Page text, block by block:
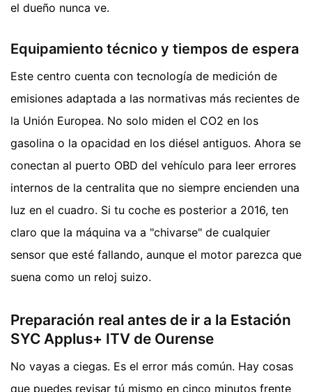
el dueño nunca ve.
Equipamiento técnico y tiempos de espera
Este centro cuenta con tecnología de medición de
emisiones adaptada a las normativas más recientes de
la Unión Europea. No solo miden el CO2 en los
gasolina o la opacidad en los diésel antiguos. Ahora se
conectan al puerto OBD del vehículo para leer errores
internos de la centralita que no siempre encienden una
luz en el cuadro. Si tu coche es posterior a 2016, ten
claro que la máquina va a "chivarse" de cualquier
sensor que esté fallando, aunque el motor parezca que
suena como un reloj suizo.
Preparación real antes de ir a la Estación
SYC Applus+ ITV de Ourense
No vayas a ciegas. Es el error más común. Hay cosas
que puedes revisar tú mismo en cinco minutos frente